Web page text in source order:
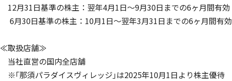
12月31日基準の株主：翌年4月1日～9月30日までの6ヶ月間有効
6月30日基準の株主：10月1日～翌年3月31日までの6ヶ月間有効
≪取扱店舗≫
当社直営の国内全店舗
※｢那須パラダイスヴィレッジ｣は2025年10月1日より株主優待